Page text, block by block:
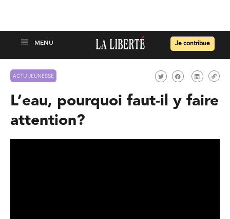
Je contribue
ACTU JEUNESSE
L’eau, pourquoi faut-il y faire
attention?